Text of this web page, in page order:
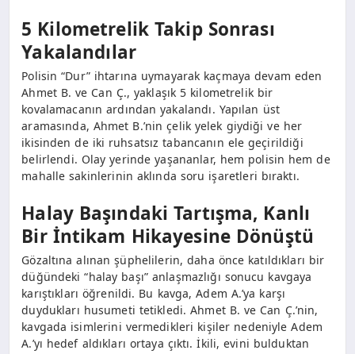
5 Kilometrelik Takip Sonrası
Yakalandılar
Polisin “Dur” ihtarına uymayarak kaçmaya devam eden
Ahmet B. ve Can Ç., yaklaşık 5 kilometrelik bir
kovalamacanın ardından yakalandı. Yapılan üst
aramasında, Ahmet B.’nin çelik yelek giydiği ve her
ikisinden de iki ruhsatsız tabancanın ele geçirildiği
belirlendi. Olay yerinde yaşananlar, hem polisin hem de
mahalle sakinlerinin aklında soru işaretleri bıraktı.
Halay Başındaki Tartışma, Kanlı
Bir İntikam Hikayesine Dönüştü
Gözaltına alınan şüphelilerin, daha önce katıldıkları bir
düğündeki “halay başı” anlaşmazlığı sonucu kavgaya
karıştıkları öğrenildi. Bu kavga, Adem A.’ya karşı
duydukları husumeti tetikledi. Ahmet B. ve Can Ç.’nin,
kavgada isimlerini vermedikleri kişiler nedeniyle Adem
A.’yı hedef aldıkları ortaya çıktı. İkili, evini bulduktan